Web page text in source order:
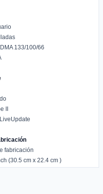
133/100/66
II
fabricación
(30.5 cm x 22.4 cm )